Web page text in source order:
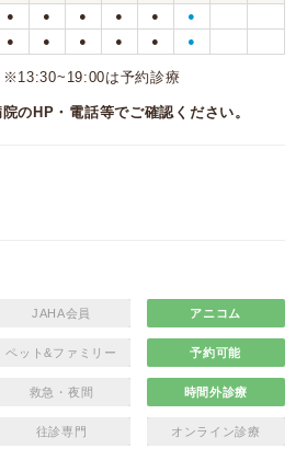
● ● ● ● ● ●
● ● ● ● ● ●
は予約診療
のHP・電話等でご確認ください。
JAHA会員 アニコム
ペット&ファミリー 予約可能
救急・夜間 時間外診療
往診専門 オンライン診療